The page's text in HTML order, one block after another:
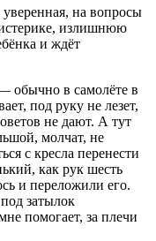
на вопросы
истерике, излишнюю
и ждёт
обычно в самолёте в
под руку не лезет,
не дают. А тут
молчат, не
с кресла перенести
как рук шесть
и переложили его.
затылок
помогает, за плечи